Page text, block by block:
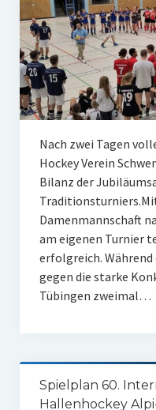
Nach zwei Tagen
Hockey Verein
Bilanz der
Damenmannschaft
am eigenen Turnier
erfolgreich.
gegen die starke
Tübingen zweimal…
Spielplan 60.
Hallenhockey